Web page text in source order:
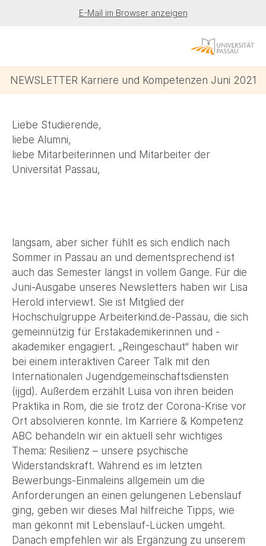
E-Mail im Browser anzeigen
NEWSLETTER Karriere und Kompetenzen Juni 2021
Liebe Studierende,
liebe Alumni,
liebe Mitarbeiterinnen und Mitarbeiter der
Universität Passau,
langsam, aber sicher fühlt es sich endlich nach
Sommer in Passau an und dementsprechend ist
auch das Semester längst in vollem Gange. Für die
Juni-Ausgabe unseres Newsletters haben wir Lisa
Herold interviewt. Sie ist Mitglied der
Hochschulgruppe Arbeiterkind.de-Passau, die sich
gemeinnützig für Erstakademikerinnen und -
akademiker engagiert. „Reingeschaut“ haben wir
bei einem interaktiven Career Talk mit den
Internationalen Jugendgemeinschaftsdiensten
(ijgd). Außerdem erzählt Luisa von ihren beiden
Praktika in Rom, die sie trotz der Corona-Krise vor
Ort absolvieren konnte. Im Karriere & Kompetenz
ABC behandeln wir ein aktuell sehr wichtiges
Thema: Resilienz – unsere psychische
Widerstandskraft. Während es im letzten
Bewerbungs-Einmaleins allgemein um die
Anforderungen an einen gelungenen Lebenslauf
ging, geben wir dieses Mal hilfreiche Tipps, wie
man gekonnt mit Lebenslauf-Lücken umgeht.
Danach empfehlen wir als Ergänzung zu unserem